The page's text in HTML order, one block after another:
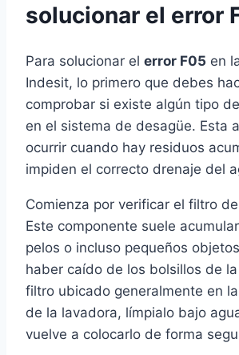
solucionar el error
Para solucionar el error F05 en
Indesit, lo primero que debes
comprobar si existe algún tipo
en el sistema de desagüe. Esta
ocurrir cuando hay residuos
impiden el correcto drenaje del
Comienza por verificar el filtro
Este componente suele
pelos o incluso pequeños
haber caído de los bolsillos de
filtro ubicado generalmente en
de la lavadora, límpialo bajo
vuelve a colocarlo de forma